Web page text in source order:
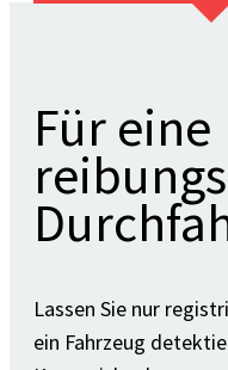
Für eine
Lassen Sie nur
ein Fahrzeug